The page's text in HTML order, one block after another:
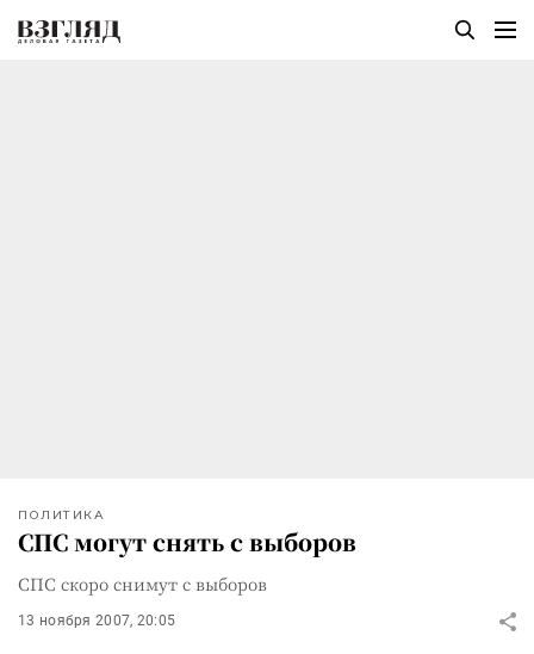
ПОЛИТИКА
СПС могут снять с выборов
СПС скоро снимут с выборов
13 ноября 2007, 20:05